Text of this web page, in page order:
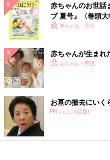
赤ちゃんのお世話
ブ 夏号』〈巻頭
く！ おっぱい・ミ
赤ちゃん・育児
赤ちゃんが生まれ
赤ちゃん・育児
お墓の撤去にいく
PR(くらしの話題)